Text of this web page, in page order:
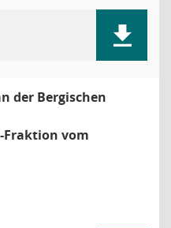
der Bergischen
Fraktion vom